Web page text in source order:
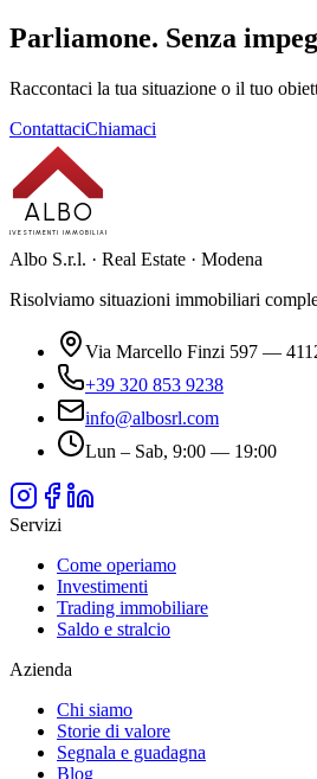
Parliamone. Senza
Raccontaci la tua situazione o il tuo
ContattaciChiamaci
ALBO
INVESTIMENTI IMMOBILIARI
Albo S.r.l. · Real Estate · Modena
Risolviamo situazioni immobiliari
Via Marcello Finzi 597 —
+39 320 853 9238
info@albosrl.com
Lun – Sab, 9:00 — 19:00
Servizi
Come operiamo
Investimenti
Trading immobiliare
Saldo e stralcio
Azienda
Chi siamo
Storie di valore
Segnala e guadagna
Blog